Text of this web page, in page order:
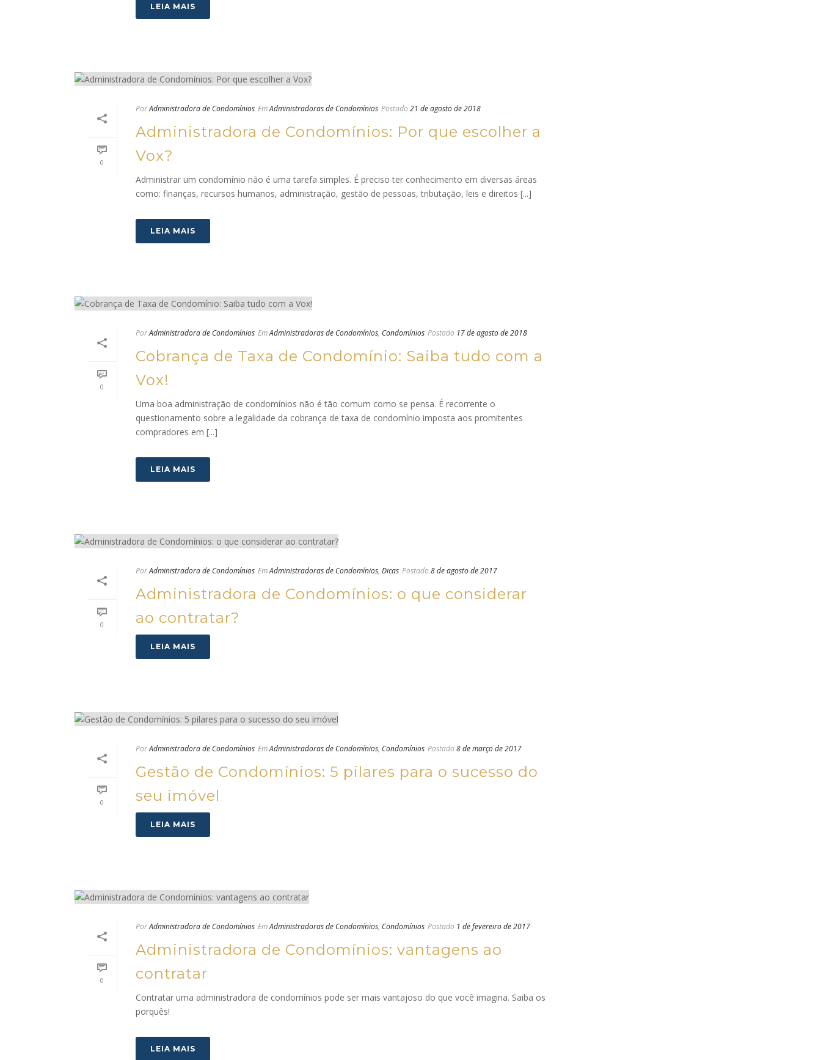
LEIA MAIS
0
PorAdministradora de Condomínios EmAdministradoras de Condomínios Postado 21 de agosto de 2018
Administradora de Condomínios: Por que escolher a
Vox?
Administrar um condomínio não é uma tarefa simples. É preciso ter conhecimento em diversas áreas
como: finanças, recursos humanos, administração, gestão de pessoas, tributação, leis e direitos [...]
LEIA MAIS
0
PorAdministradora de Condomínios EmAdministradoras de Condomínios, Condomínios Postado 17 de agosto de 2018
Cobrança de Taxa de Condomínio: Saiba tudo com a
Vox!
Uma boa administração de condomínios não é tão comum como se pensa. É recorrente o
questionamento sobre a legalidade da cobrança de taxa de condomínio imposta aos promitentes
compradores em [...]
LEIA MAIS
0
PorAdministradora de Condomínios EmAdministradoras de Condomínios, Dicas Postado 8 de agosto de 2017
Administradora de Condomínios: o que considerar
ao contratar?
LEIA MAIS
0
PorAdministradora de Condomínios EmAdministradoras de Condomínios, Condomínios Postado 8 de março de 2017
Gestão de Condomínios: 5 pilares para o sucesso do
seu imóvel
LEIA MAIS
0
PorAdministradora de Condomínios EmAdministradoras de Condomínios, Condomínios Postado 1 de fevereiro de 2017
Administradora de Condomínios: vantagens ao
contratar
Contratar uma administradora de condomínios pode ser mais vantajoso do que você imagina. Saiba os
porquês!
LEIA MAIS